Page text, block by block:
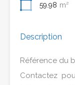
59.98 m²
Description
Référence du
Contactez